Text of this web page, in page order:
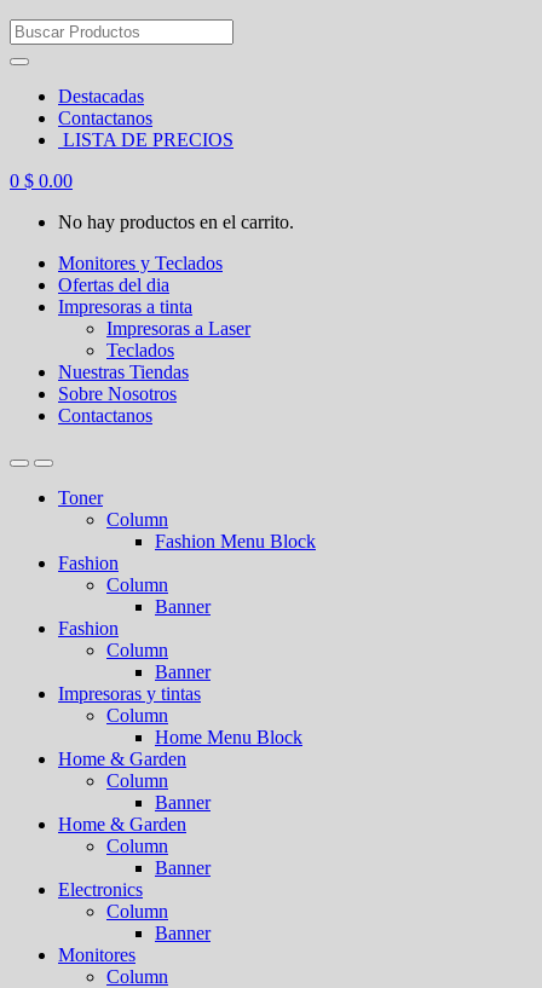
Search
for:
Destacadas
Contactanos
LISTA DE PRECIOS
0 $ 0.00
No hay productos en el carrito.
Monitores y Teclados
Ofertas del dia
Impresoras a tinta
Impresoras a Laser
Teclados
Nuestras Tiendas
Sobre Nosotros
Contactanos
Toner
Column
Fashion Menu Block
Fashion
Column
Banner
Fashion
Column
Banner
Impresoras y tintas
Column
Home Menu Block
Home & Garden
Column
Banner
Home & Garden
Column
Banner
Electronics
Column
Banner
Monitores
Column